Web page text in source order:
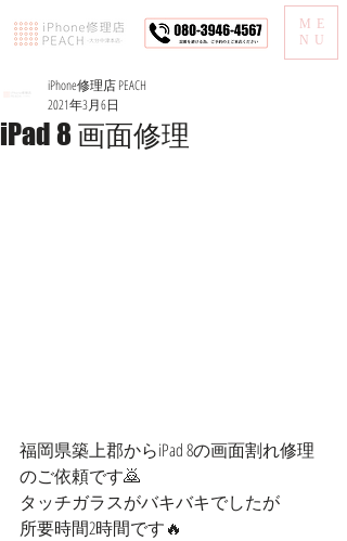
ME
NU
iPad 8 画面修理
iPhone修理店 PEACH
2021年3月6日
福岡県築上郡からiPad 8の画面割れ修理
のご依頼です🙇
タッチガラスがバキバキでしたが
所要時間2時間です🔥